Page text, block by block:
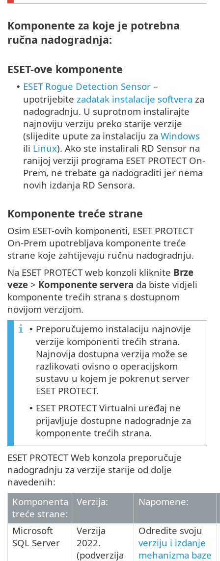
Komponente za koje je potrebna
ručna nadogradnja:
ESET-ove komponente
• ESET Rogue Detection Sensor –
upotrijebite zadatak instalacije softvera za
nadogradnju. U suprotnom instalirajte
najnoviju verziju preko starije verzije
(slijedite upute za instalaciju za Windows
ili Linux). Ako ste instalirali RD Sensor na
ranijoj verziji programa ESET PROTECT On-
Prem, ne trebate ga nadograditi jer nema
novih izdanja RD Sensora.
Komponente treće strane
Osim ESET-ovih komponenti, ESET PROTECT
On-Prem upotrebljava komponente treće
strane koje zahtijevaju ručnu nadogradnju.
Na ESET PROTECT web konzoli kliknite Brze
veze > Komponente servera da biste vidjeli
komponente trećih strana s dostupnom
novijom verzijom.
• Preporučujemo instalaciju najnovije
verzije komponenti trećih strana.
Najnovija dostupna verzija može se
razlikovati ovisno o operacijskom
sustavu u kojem je pokrenut server
ESET PROTECT.
• ESET PROTECT Virtualni uređaj ne
prijavljuje dostupne nadogradnje za
komponente trećih strana.
ESET PROTECT Web konzola preporučuje
nadogradnju za verzije starije od dolje
navedenih:
Komponenta
treće strane:
Verzija: Napomene:
Microsoft
SQL Server
Verzija
2022.
(podverzija
Odredite svoju
verziju i izdanje
mehanizma baze